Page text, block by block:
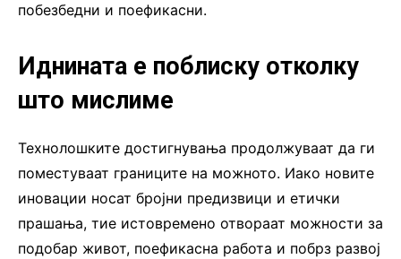
побезбедни и поефикасни.
Иднината е поблиску отколку
што мислиме
Технолошките достигнувања продолжуваат да ги
поместуваат границите на можното. Иако новите
иновации носат бројни предизвици и етички
прашања, тие истовремено отвораат можности за
подобар живот, поефикасна работа и побрз развој